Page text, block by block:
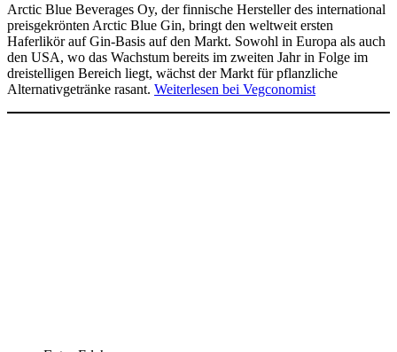
Arctic Blue Beverages Oy, der finnische Hersteller des international
preisgekrönten Arctic Blue Gin, bringt den weltweit ersten
Haferlikör auf Gin-Basis auf den Markt. Sowohl in Europa als auch
den USA, wo das Wachstum bereits im zweiten Jahr in Folge im
dreistelligen Bereich liegt, wächst der Markt für pflanzliche
Alternativgetränke rasant. Weiterlesen bei Vegconomist